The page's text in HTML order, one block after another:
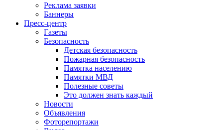
Реклама заявки
Баннеры
Пресс-центр
Газеты
Безопасность
Детская безопасность
Пожарная безопасность
Памятка населению
Памятки МВД
Полезные советы
Это должен знать каждый
Новости
Объявления
Фоторепортажи